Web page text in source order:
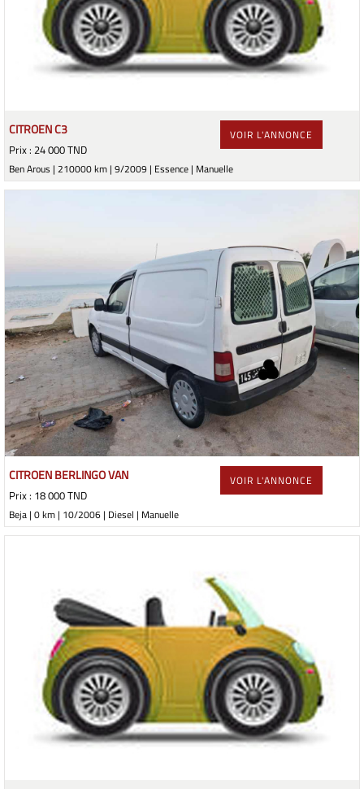
CITROEN C3
Prix : 24 000 TND
Ben Arous | 210000 km | 9/2009 | Essence | Manuelle
VOIR L'ANNONCE
CITROEN BERLINGO VAN
Prix : 18 000 TND
Beja | 0 km | 10/2006 | Diesel | Manuelle
VOIR L'ANNONCE